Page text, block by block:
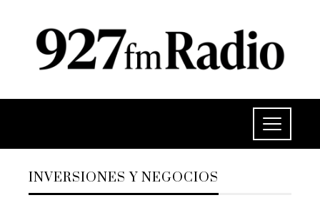
INVERSIONES Y NEGOCIOS